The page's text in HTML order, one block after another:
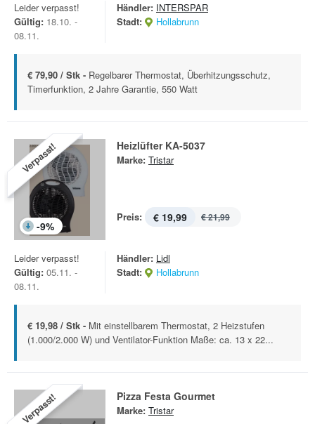
Leider verpasst!
Gültig: 18.10. -
08.11.
Händler: INTERSPAR
Stadt:
Hollabrunn
€ 79,90 / Stk - Regelbarer Thermostat, Überhitzungsschutz,
Timerfunktion, 2 Jahre Garantie, 550 Watt
Verpasst!
-9%
Heizlüfter KA-5037
Marke: Tristar
Preis: € 19,99 € 21,99
Leider verpasst!
Gültig: 05.11. -
08.11.
Händler: Lidl
Stadt:
Hollabrunn
€ 19,98 / Stk - Mit einstellbarem Thermostat, 2 Heizstufen
(1.000/2.000 W) und Ventilator-Funktion Maße: ca. 13 x 22...
Verpasst! Pizza Festa Gourmet
Marke: Tristar